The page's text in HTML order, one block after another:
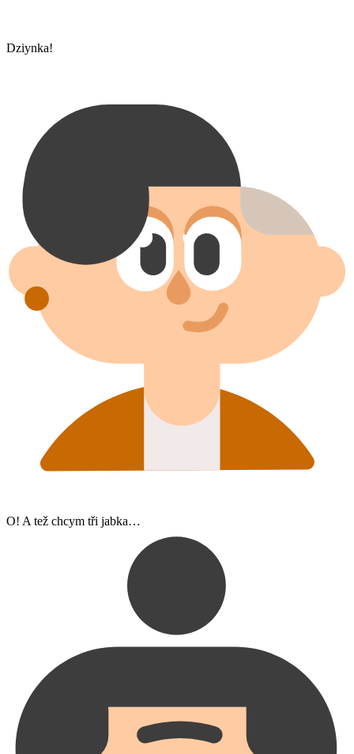
Dziynka!
O! A tež chcym tři jabka…